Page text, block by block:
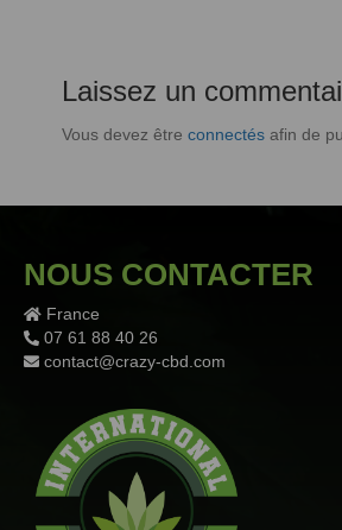
Laissez un
Vous devez êtreconnectés afin de
NOUS CONTACTER
France
07 61 88 40 26
contact@crazy-cbd.com